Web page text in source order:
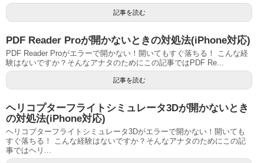
記事を読む
PDF Reader Proが開かないときの対処法(iPhone対応)
PDF Reader Proがエラーで開かない！開いてもすぐ落ちる！ こんな経
験はないですか？そんなアナタのためにこの記事ではPDF Re...
記事を読む
ヘリコプターフライトシミュレータ3Dが開かないとき
の対処法(iPhone対応)
ヘリコプターフライトシミュレータ3Dがエラーで開かない！開いても
すぐ落ちる！ こんな経験はないですか？そんなアナタのためにこの記
事ではヘリ...